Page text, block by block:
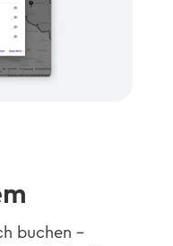
buchen –